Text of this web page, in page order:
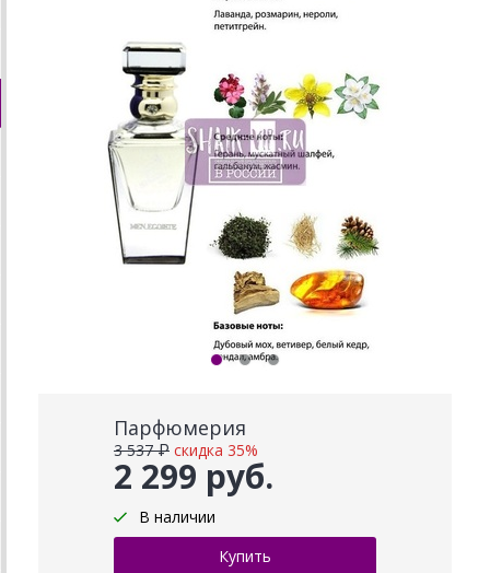
Парфюмерия
2 299 руб.
3 537 ₽ скидка 35%
В наличии